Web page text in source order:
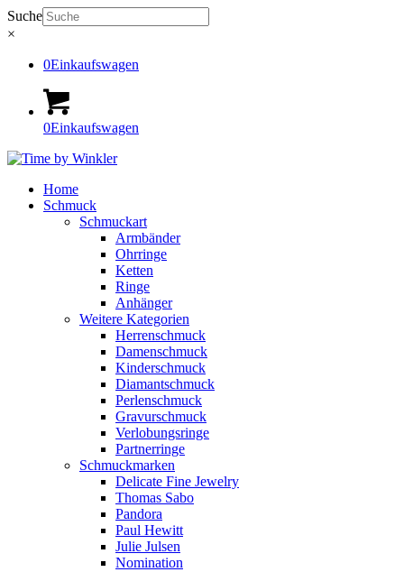
Suche
×
0Einkaufswagen
0Einkaufswagen
Home
Schmuck
Schmuckart
Armbänder
Ohrringe
Ketten
Ringe
Anhänger
Weitere Kategorien
Herrenschmuck
Damenschmuck
Kinderschmuck
Diamantschmuck
Perlenschmuck
Gravurschmuck
Verlobungsringe
Partnerringe
Schmuckmarken
Delicate Fine Jewelry
Thomas Sabo
Pandora
Paul Hewitt
Julie Julsen
Nomination